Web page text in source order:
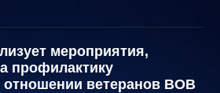
мероприятия,
профилактику
отношении ветеранов ВОВ